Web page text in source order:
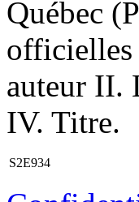
Québec
officielles
auteur II.
IV. Titre.
S2E934